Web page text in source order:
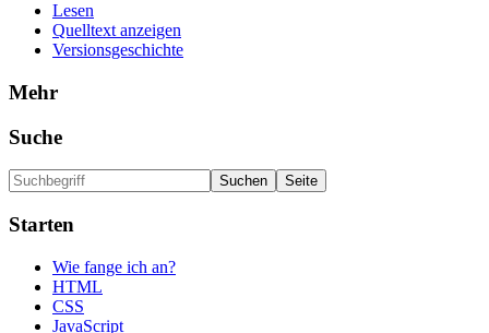
Lesen
Quelltext anzeigen
Versionsgeschichte
Mehr
Suche
Starten
Wie fange ich an?
HTML
CSS
JavaScript